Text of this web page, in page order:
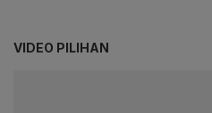
VIDEO PILIHAN